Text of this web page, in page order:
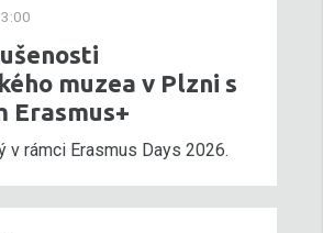
muzea v Plzni s
Erasmus+
v rámci Erasmus Days 2026.